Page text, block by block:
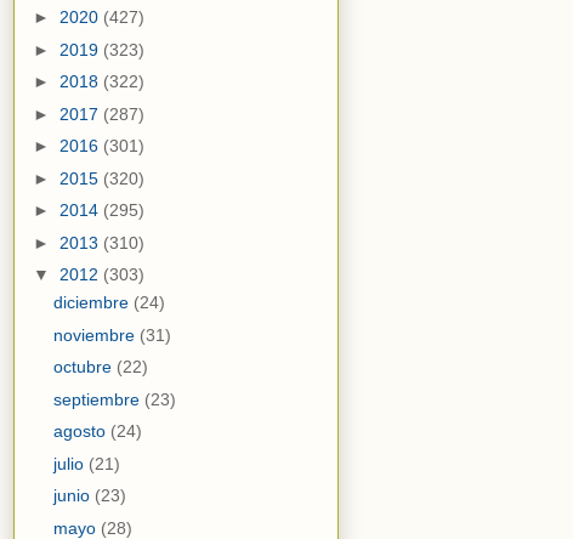
► 2020 (427)
► 2019 (323)
► 2018 (322)
► 2017 (287)
► 2016 (301)
► 2015 (320)
► 2014 (295)
► 2013 (310)
▼ 2012 (303)
diciembre (24)
noviembre (31)
octubre (22)
septiembre (23)
agosto (24)
julio (21)
junio (23)
mayo (28)